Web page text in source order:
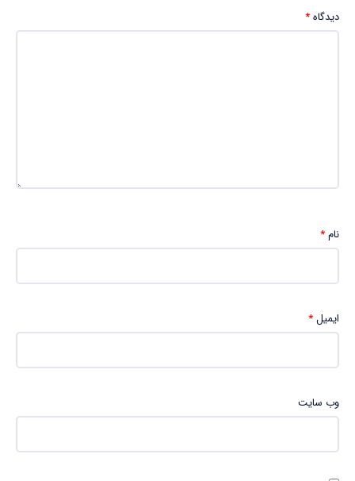
دیدگاه*
نام*
ایمیل*
وب‌ سایت